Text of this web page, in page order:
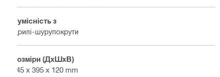
Сумісність з
Дрилі-шурупокрути
Розміри (ДхШхВ)
445 x 395 x 120 mm